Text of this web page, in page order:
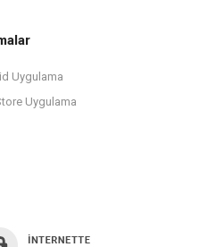
Uygulama
Uygulama